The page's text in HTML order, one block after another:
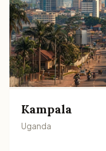
Kampala
Uganda